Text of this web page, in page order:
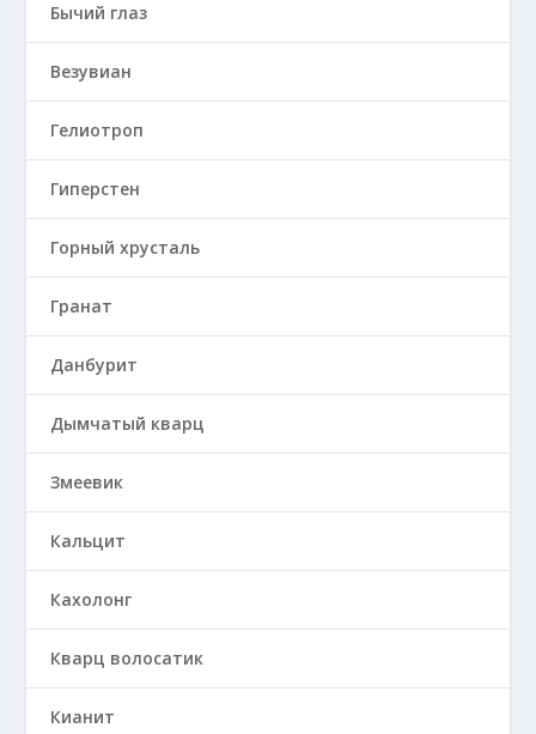
Бычий глаз
Везувиан
Гелиотроп
Гиперстен
Горный хрусталь
Гранат
Данбурит
Дымчатый кварц
Змеевик
Кальцит
Кахолонг
Кварц волосатик
Кианит